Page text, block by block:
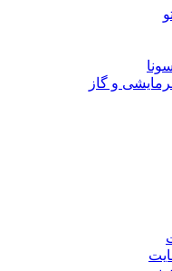
و گاز